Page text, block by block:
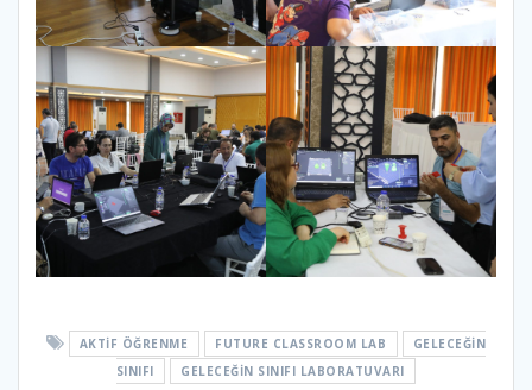
AKTIF ÖĞRENME FUTURE CLASSROOM LAB
GELECEĞIN
SINIFI
GELECEĞIN SINIFI LABORATUVARI